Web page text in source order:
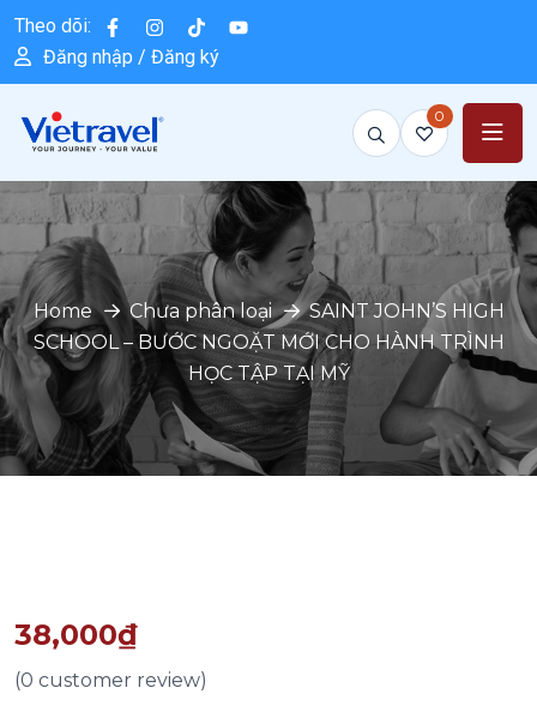
Theo dõi:
Đăng nhập / Đăng ký
0
Home Chưa phân loại
SAINT JOHN’S HIGH
SCHOOL – BƯỚC NGOẶT MỚI CHO HÀNH TRÌNH
HỌC TẬP TẠI MỸ
38,000₫
(0 customer review)